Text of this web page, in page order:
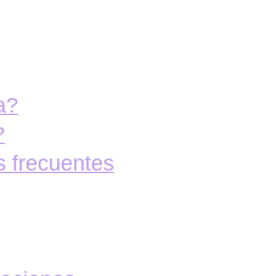
frecuentes